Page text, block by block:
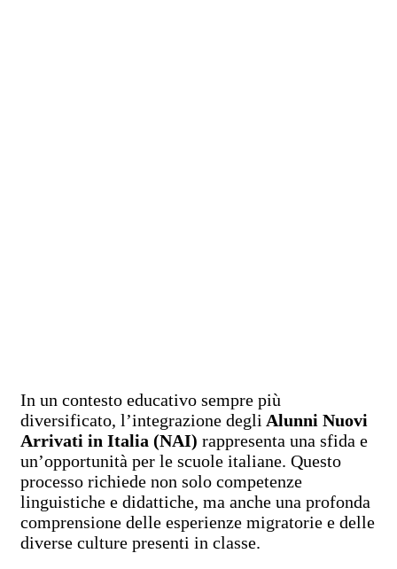
In un contesto educativo sempre più
diversificato, l’integrazione degli Alunni Nuovi
Arrivati in Italia (NAI) rappresenta una sfida e
un’opportunità per le scuole italiane. Questo
processo richiede non solo competenze
linguistiche e didattiche, ma anche una profonda
comprensione delle esperienze migratorie e delle
diverse culture presenti in classe.